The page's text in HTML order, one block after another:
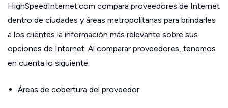
HighSpeedInternet.com compara proveedores de Internet
dentro de ciudades y áreas metropolitanas para brindarles
a los clientes la información más relevante sobre sus
opciones de Internet. Al comparar proveedores, tenemos
en cuenta lo siguiente:
Áreas de cobertura del proveedor